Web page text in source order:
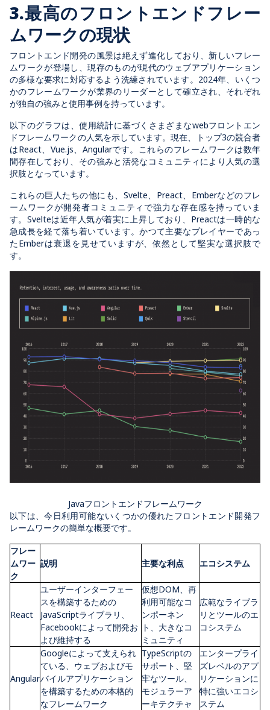
3.最高のフロントエンドフレー
ムワークの現状
フロントエンド開発の風景は絶えず進化しており、新しいフレー
ムワークが登場し、現存のものが現代のウェブアプリケーション
の多様な要求に対応するよう洗練されています。2024年、いくつ
かのフレームワークが業界のリーダーとして確立され、それぞれ
が独自の強みと使用事例を持っています。
以下のグラフは、使用統計に基づくさまざまなwebフロントエン
ドフレームワークの人気を示しています。現在、トップ3の競合者
はReact、Vue.js、Angularです。これらのフレームワークは数年
間存在しており、その強みと活発なコミュニティにより人気の選
択肢となっています。
これらの巨人たちの他にも、Svelte、Preact、Emberなどのフレ
ームワークが開発者コミュニティで強力な存在感を持っていま
す。Svelteは近年人気が着実に上昇しており、Preactは一時的な
急成長を経て落ち着いています。かつて主要なプレイヤーであっ
たEmberは衰退を見せていますが、依然として堅実な選択肢で
す。
Javaフロントエンドフレームワーク
以下は、今日利用可能ないくつかの優れたフロントエンド開発フ
レームワークの簡単な概要です。
フレー
ムワー
ク
説明 主要な利点 エコシステム
React
ユーザーインターフェー
スを構築するための
JavaScriptライブラリ、
Facebookによって開発お
よび維持する
仮想DOM 、再
利用可能なコ
ンポーネン
ト、大きなコ
ミュニティ
広範なライブラ
リとツールのエ
コシステム
Angular
Googleによって支えられ
ている、ウェブおよびモ
バイルアプリケーション
を構築するための本格的
なフレームワーク
TypeScriptの
サポート、堅
牢なツール、
モジュラーア
ーキテクチャ
エンタープライ
ズレベルのアプ
リケーションに
特に強いエコシ
ステム